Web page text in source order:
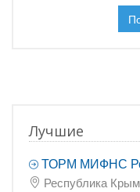
Лучшие
ТОРМ МИФНС
Республика